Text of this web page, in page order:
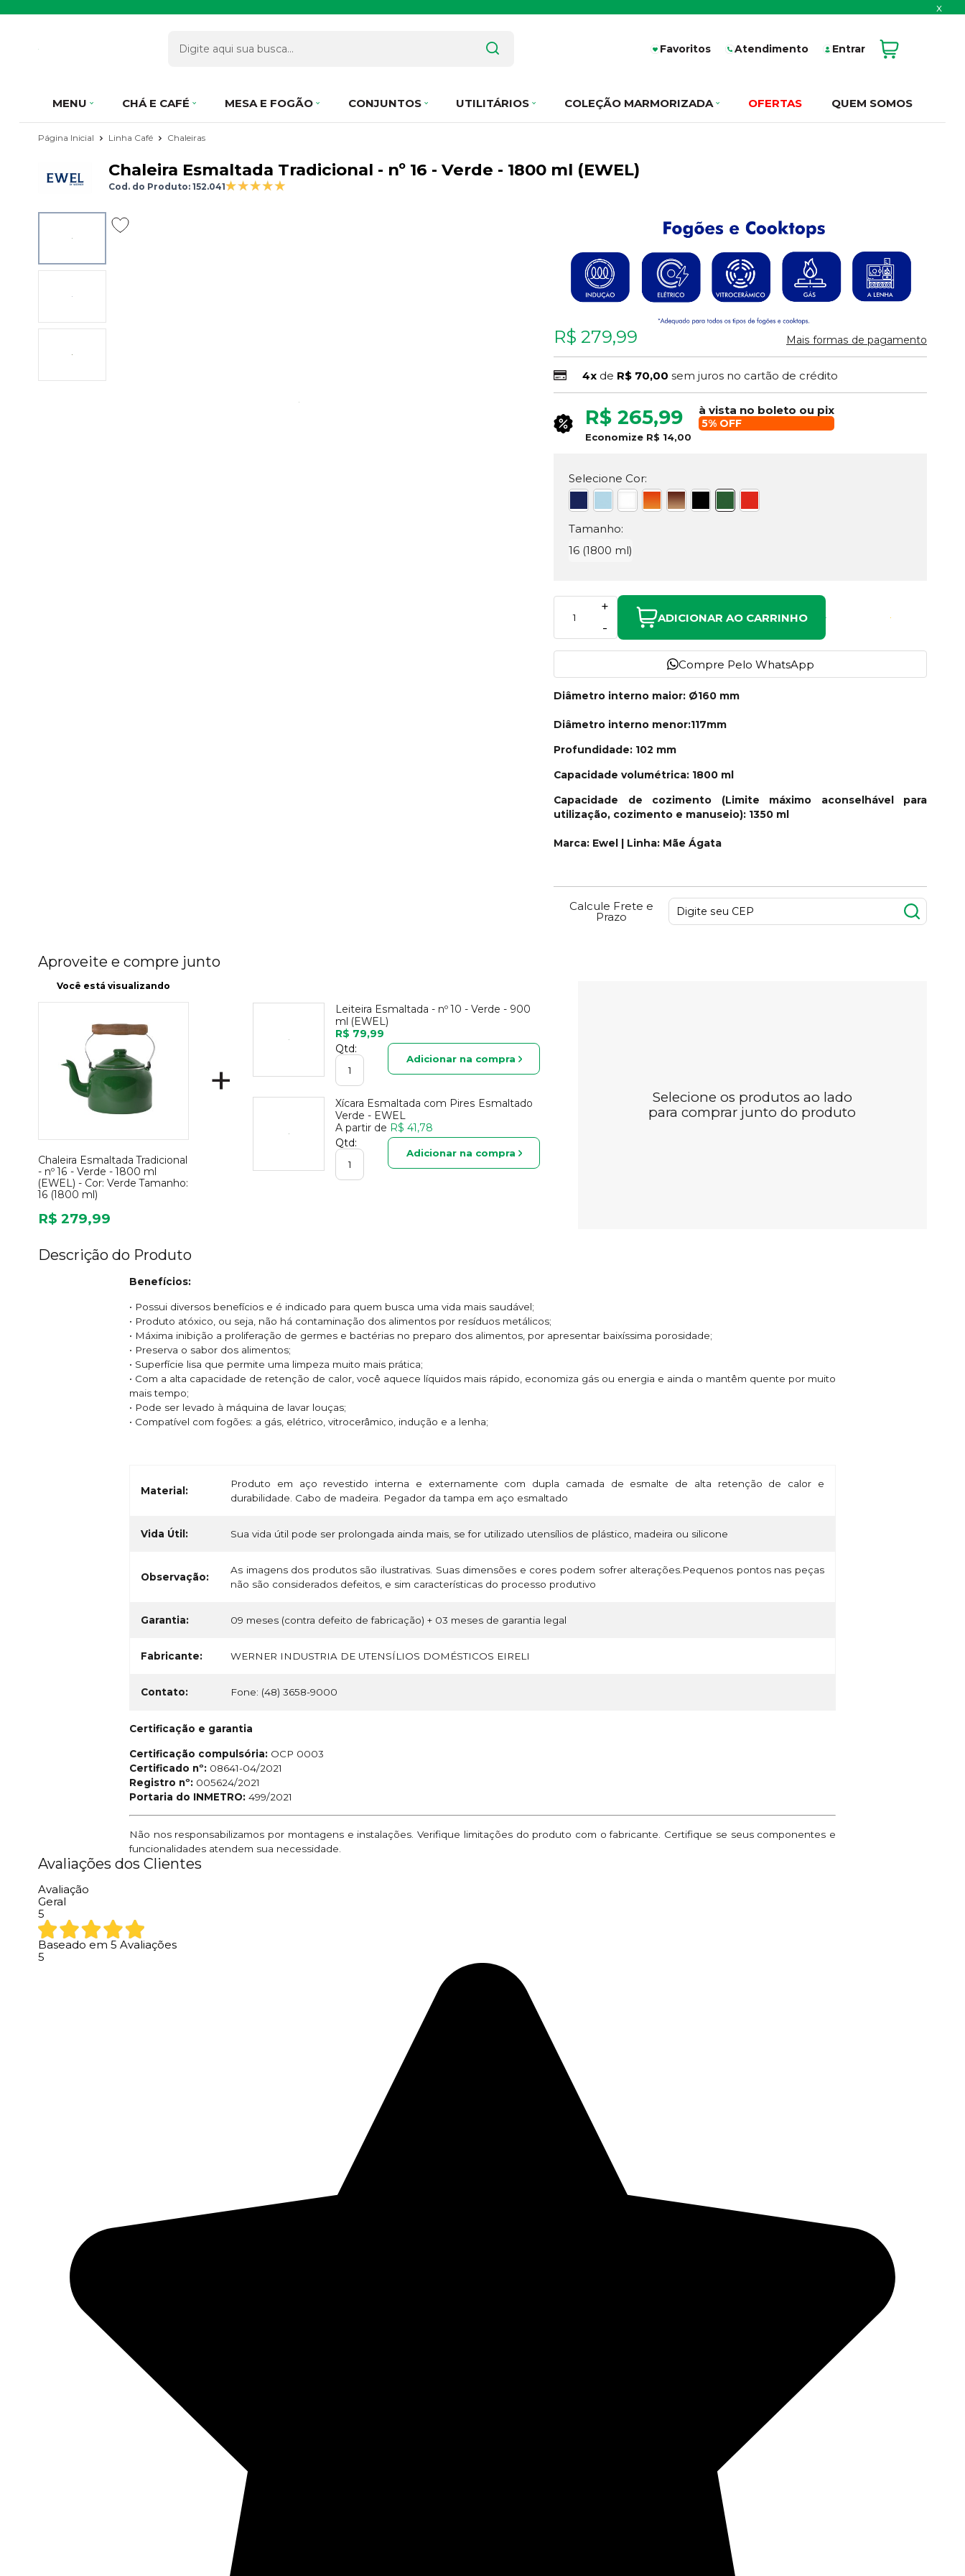
x
Favoritos Atendimento Entrar
MENU CHÁ E CAFÉ MESA E FOGÃO CONJUNTOS UTILITÁRIOS COLEÇÃO MARMORIZADA OFERTAS QUEM SOMOS
Página Inicial Linha Café Chaleiras
Chaleira Esmaltada Tradicional - nº 16 - Verde - 1800 ml (EWEL)
Cod. do Produto: 152.041
R$ 279,99 Mais formas de pagamento
4x de R$ 70,00 sem juros no cartão de crédito
R$ 265,99 à vista no boleto ou pix
5% OFF
Economize R$ 14,00
Selecione Cor:
Tamanho:
16 (1800 ml)
-
+
ADICIONAR AO CARRINHO
Compre Pelo WhatsApp
Diâmetro interno maior: Ø160 mm
Diâmetro interno menor:117mm
Profundidade: 102 mm
Capacidade volumétrica: 1800 ml
Capacidade de cozimento (Limite máximo aconselhável para
utilização, cozimento e manuseio): 1350 ml
Marca: Ewel | Linha: Mãe Ágata
Calcule Frete e
Prazo
Aproveite e compre junto
Você está visualizando
Chaleira Esmaltada Tradicional
- nº 16 - Verde - 1800 ml
(EWEL) - Cor: Verde Tamanho:
16 (1800 ml)
R$ 279,99
+
Leiteira Esmaltada - nº 10 - Verde - 900
ml (EWEL)
R$ 79,99
Qtd:
Adicionar na compra
Xícara Esmaltada com Pires Esmaltado
Verde - EWEL
A partir de R$ 41,78
Qtd:
Adicionar na compra
Selecione os produtos ao lado
para comprar junto do produto
Descrição do Produto
Benefícios:
• Possui diversos benefícios e é indicado para quem busca uma vida mais saudável;
• Produto atóxico, ou seja, não há contaminação dos alimentos por resíduos metálicos;
• Máxima inibição a proliferação de germes e bactérias no preparo dos alimentos, por apresentar baixíssima porosidade;
• Preserva o sabor dos alimentos;
• Superfície lisa que permite uma limpeza muito mais prática;
• Com a alta capacidade de retenção de calor, você aquece líquidos mais rápido, economiza gás ou energia e ainda o mantêm quente por muito
mais tempo;
• Pode ser levado à máquina de lavar louças;
• Compatível com fogões: a gás, elétrico, vitrocerâmico, indução e a lenha;
Material:
Produto em aço revestido interna e externamente com dupla camada de esmalte de alta retenção de calor e
durabilidade. Cabo de madeira. Pegador da tampa em aço esmaltado
Vida Útil: Sua vida útil pode ser prolongada ainda mais, se for utilizado utensílios de plástico, madeira ou silicone
Observação:
As imagens dos produtos são ilustrativas. Suas dimensões e cores podem sofrer alterações.Pequenos pontos nas peças
não são considerados defeitos, e sim características do processo produtivo
Garantia: 09 meses (contra defeito de fabricação) + 03 meses de garantia legal
Fabricante: WERNER INDUSTRIA DE UTENSÍLIOS DOMÉSTICOS EIRELI
Contato: Fone: (48) 3658-9000
Certificação e garantia
Certificação compulsória: OCP 0003
Certificado nº: 08641-04/2021
Registro nº: 005624/2021
Portaria do INMETRO: 499/2021
Não nos responsabilizamos por montagens e instalações. Verifique limitações do produto com o fabricante. Certifique se seus componentes e
funcionalidades atendem sua necessidade.
Avaliações dos Clientes
Avaliação
Geral
5
Baseado em 5 Avaliações
5